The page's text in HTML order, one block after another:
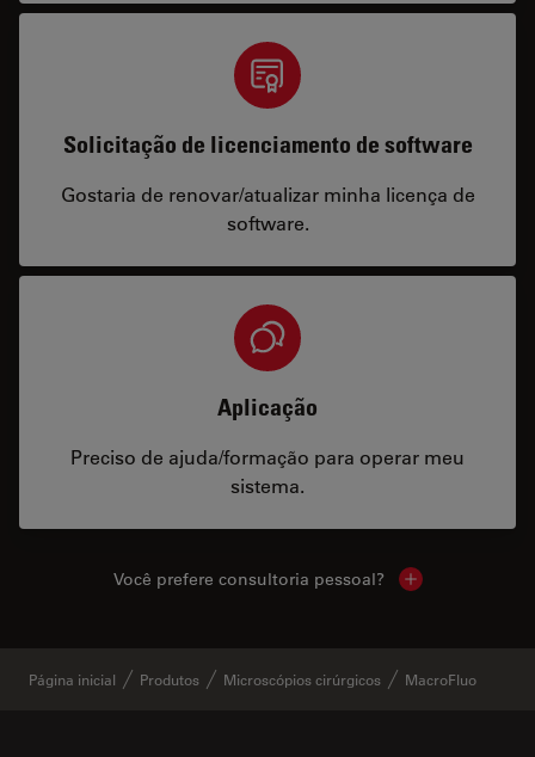
Solicitação de licenciamento de software
Gostaria de renovar/atualizar minha licença de
software.
Aplicação
Preciso de ajuda/formação para operar meu
sistema.
Você prefere consultoria pessoal? Show local
Página inicial Produtos Microscópios cirúrgicos MacroFluo